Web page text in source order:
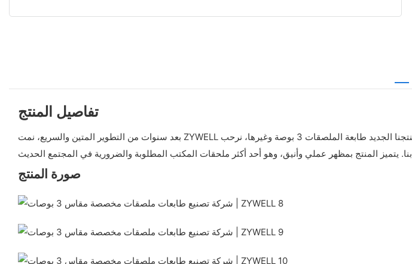
تفاصيل المنتج
بعد سنوات من التطوير المتين والسريع، نمت ZYWELL لتصبح واحدة من أكثر الشركات احترافية وتأثيرًا في الصين. طابعة ملصقات 3 بوصة إذا كنت مهتمًا بمنتجنا الجديد طابعة الملصقات 3 بوصة وغيرها، نرحب
صورة المنتج